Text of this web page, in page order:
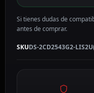
Si tienes dudas de
antes de comprar.
SKUDS-2CD2543G2-